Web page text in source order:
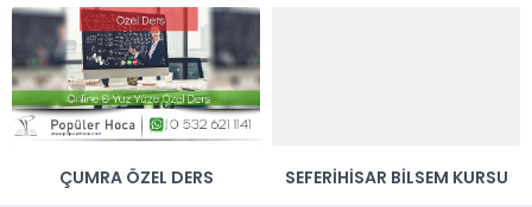
ÇUMRA ÖZEL DERS SEFERIHISAR BILSEM KURSU